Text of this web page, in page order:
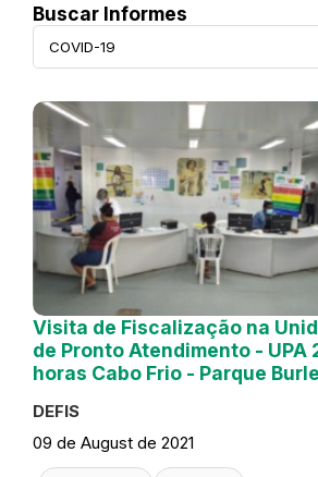
Buscar Informes
Visita de Fiscalização na
de Pronto Atendimento - UPA
horas Cabo Frio - Parque Burle
DEFIS
09 de August de 2021